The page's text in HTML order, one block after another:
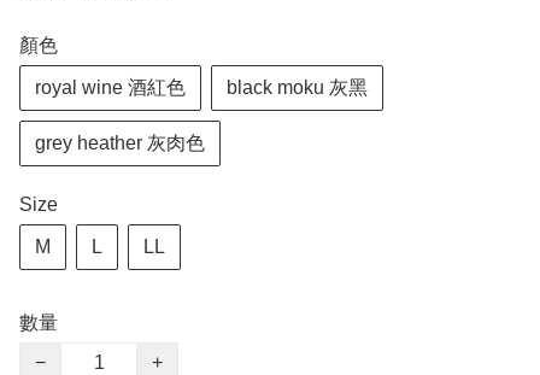
顏色
royal wine 酒紅色 black moku 灰黑
grey heather 灰肉色
Size
M L LL
數量
−
+